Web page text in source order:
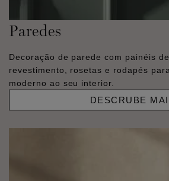
Paredes
Decoração de parede com painéis
revestimento, rosetas e rodapés
moderno ao seu interior.
DESCRUBE